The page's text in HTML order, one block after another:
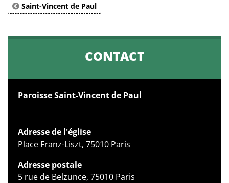
Saint-Vincent de Paul
CONTACT
Paroisse Saint-Vincent de Paul
Adresse de l'église
Place Franz-Liszt, 75010 Paris
Adresse postale
5 rue de Belzunce, 75010 Paris